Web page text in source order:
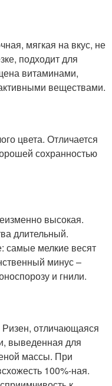
мягкая на вкус, не
подходит для
витаминами,
веществами.
цвета. Отличается
сохранностью
высокая.
длительный.
самые мелкие весят
минус –
и гнили.
Ризен, отличающаяся
выведенная для
массы. При
100%-ная.